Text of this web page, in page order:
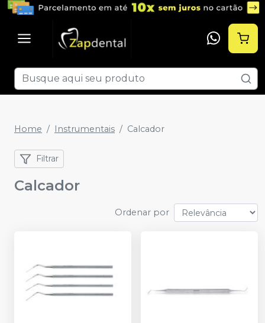
Home Instrumentais Calcador
Filtrar
Calcador
Ordenar por